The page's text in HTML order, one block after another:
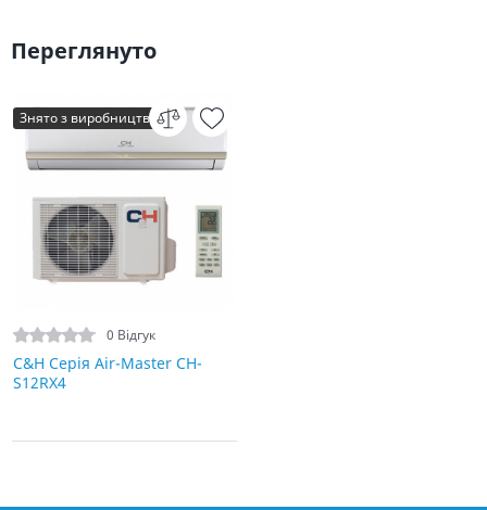
Переглянуто
Знято з виробництва
0 Відгук
C&H Серія Air-Master CH-
S12RX4